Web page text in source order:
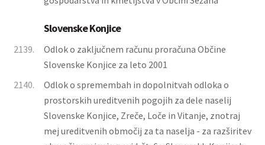
Slovenske Konjice
2139.
Odlok o zaključnem računu proračuna Občine
Slovenske Konjice za leto 2001
2140.
Odlok o spremembah in dopolnitvah odloka o
prostorskih ureditvenih pogojih za dele naselij
Slovenske Konjice, Zreče, Loče in Vitanje, znotraj
mej ureditvenih območij za ta naselja - za razširitev